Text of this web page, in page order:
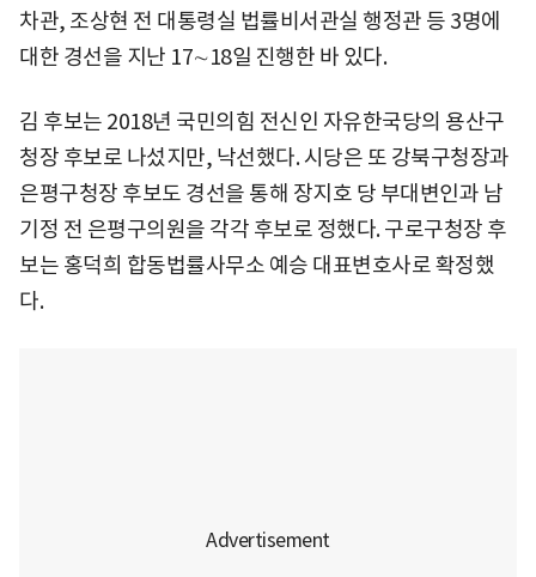
차관, 조상현 전 대통령실 법률비서관실 행정관 등 3명에
대한 경선을 지난 17∼18일 진행한 바 있다.
김 후보는 2018년 국민의힘 전신인 자유한국당의 용산구
청장 후보로 나섰지만, 낙선했다. 시당은 또 강북구청장과
은평구청장 후보도 경선을 통해 장지호 당 부대변인과 남
기정 전 은평구의원을 각각 후보로 정했다. 구로구청장 후
보는 홍덕희 합동법률사무소 예승 대표변호사로 확정했
다.